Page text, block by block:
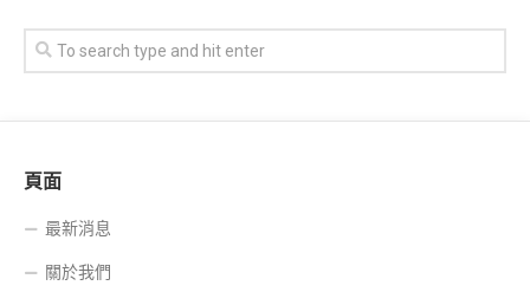
頁面
最新消息
關於我們